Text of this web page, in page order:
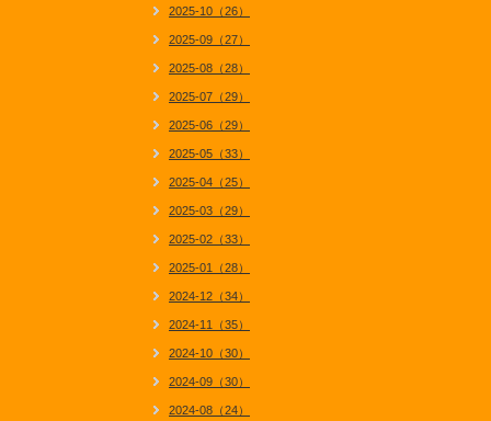
2025-10（26）
2025-09（27）
2025-08（28）
2025-07（29）
2025-06（29）
2025-05（33）
2025-04（25）
2025-03（29）
2025-02（33）
2025-01（28）
2024-12（34）
2024-11（35）
2024-10（30）
2024-09（30）
2024-08（24）